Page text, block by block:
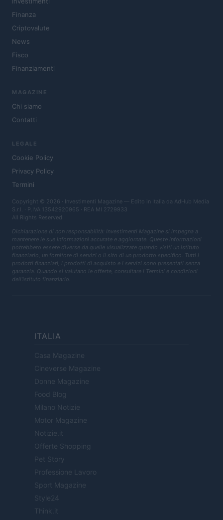
Finanza
Criptovalute
News
Fisco
Finanziamenti
MAGAZINE
Chi siamo
Contatti
LEGALE
Cookie Policy
Privacy Policy
Termini
Copyright © 2026 · Investimenti Magazine — Edito in Italia da AdHub Media
S.r.l. · P.IVA 13542920965 · REA MI 2729933
All Rights Reserved
Dichiarazione di non responsabilità: Investimenti Magazine si impegna a
mantenere le sue informazioni accurate e aggiornate. Queste informazioni
potrebbero essere diverse da quelle visualizzate quando visiti un istituto
finanziario, un fornitore di servizi o il sito di un prodotto specifico. Tutti i
prodotti finanziari, i prodotti di acquisto e i servizi sono presentati senza
garanzia. Quando si valutano le offerte, consultare i Termini e condizioni
dell'istituto finanziario.
ITALIA
Casa Magazine
Cineverse Magazine
Donne Magazine
Food Blog
Milano Notizie
Motor Magazine
Notizie.it
Offerte Shopping
Pet Story
Professione Lavoro
Sport Magazine
Style24
Think.it